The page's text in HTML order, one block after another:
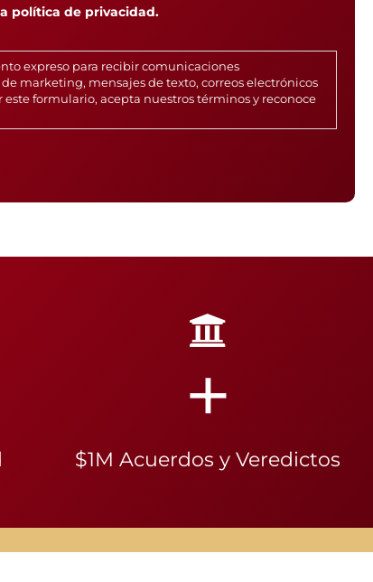
política de privacidad.
expreso para recibir comunicaciones
marketing, mensajes de texto, correos electrónicos
este formulario, acepta nuestros términos y reconoce
+
$1M Acuerdos y Veredictos